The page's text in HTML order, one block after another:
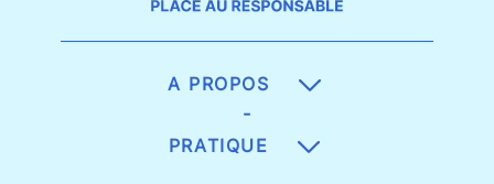
A PROPOS
-
PRATIQUE